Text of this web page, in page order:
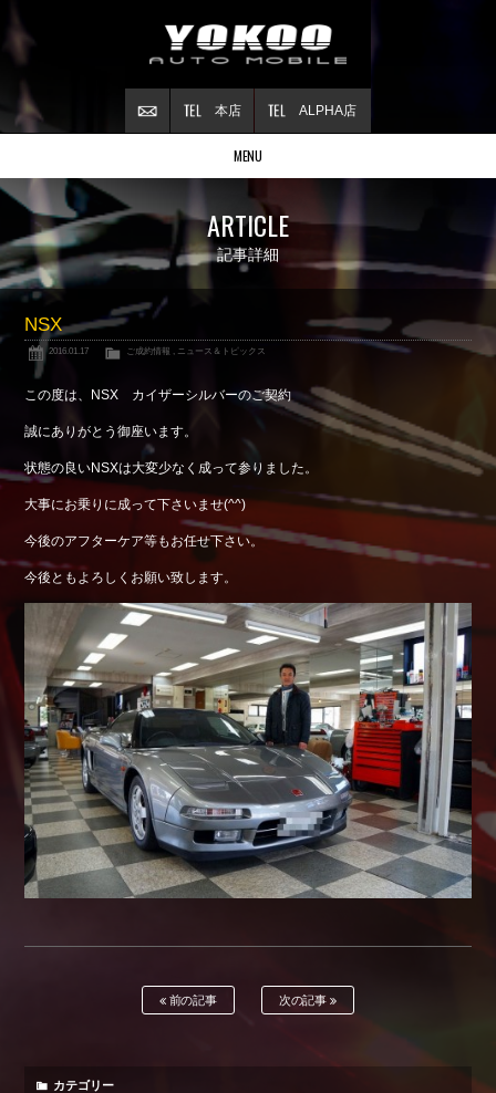
ALPHA店
本店
MENU
Stock list
在庫情報
Contract
ご成約情報
About NSX
NSXについて
Reflesh Plan
Trade in
買取査定
Blog
Shop info.
店舗紹介
Company
会社概要
ARTICLE
記事詳細
NSX
2016.01.17 ご成約情報 , ニュース＆トピックス
この度は、NSX カイザーシルバーのご契約
誠にありがとう御座います。
状態の良いNSXは大変少なく成って参りました。
大事にお乗りに成って下さいませ(^^)
今後のアフターケア等もお任せ下さい。
今後ともよろしくお願い致します。
前の記事 次の記事
カテゴリー